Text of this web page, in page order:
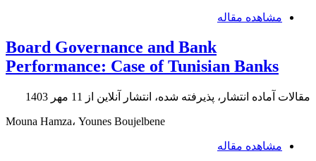
مشاهده مقاله
Board Governance and Bank
Performance: Case of Tunisian Banks
مقالات آماده انتشار، پذیرفته شده، انتشار آنلاین از 11 مهر 1403
Mouna Hamza، Younes Boujelbene
مشاهده مقاله